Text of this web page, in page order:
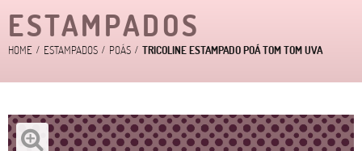
ESTAMPADOS
HOME ESTAMPADOS POÁS TRICOLINE ESTAMPADO POÁ TOM TOM UVA